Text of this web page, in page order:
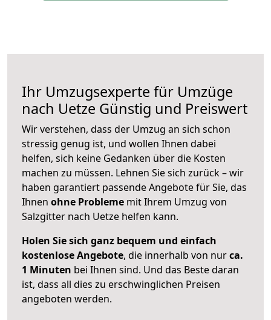
Ihr Umzugsexperte für Umzüge
nach Uetze Günstig und Preiswert
Wir verstehen, dass der Umzug an sich schon
stressig genug ist, und wollen Ihnen dabei
helfen, sich keine Gedanken über die Kosten
machen zu müssen. Lehnen Sie sich zurück – wir
haben garantiert passende Angebote für Sie, das
Ihnen ohne Probleme mit Ihrem Umzug von
Salzgitter nach Uetze helfen kann.
Holen Sie sich ganz bequem und einfach
kostenlose Angebote, die innerhalb von nurca.
1 Minuten bei Ihnen sind. Und das Beste daran
ist, dass all dies zu erschwinglichen Preisen
angeboten werden.